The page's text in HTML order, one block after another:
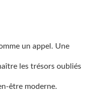
un appel. Une
les trésors oubliés
être moderne.